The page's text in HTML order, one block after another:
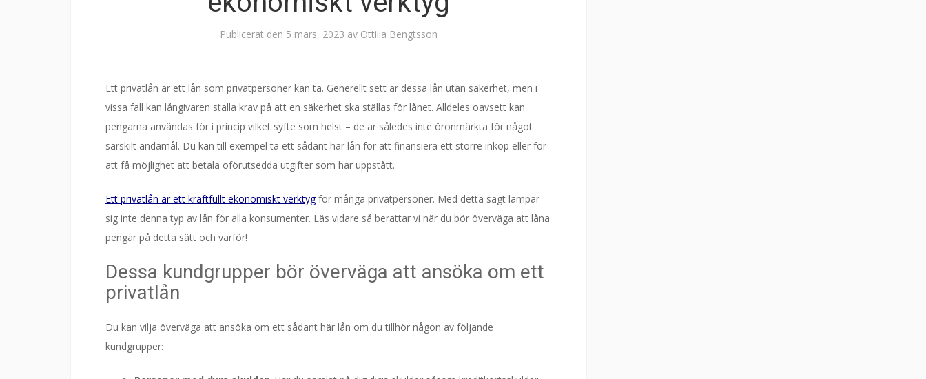
Publicerat den 5 mars, 2023 av Ottilia Bengtsson
Ett privatlån är ett lån som privatpersoner kan ta. Generellt sett är dessa lån utan säkerhet, men i
vissa fall kan långivaren ställa krav på att en säkerhet ska ställas för lånet. Alldeles oavsett kan
pengarna användas för i princip vilket syfte som helst – de är således inte öronmärkta för något
särskilt ändamål. Du kan till exempel ta ett sådant här lån för att finansiera ett större inköp eller för
att få möjlighet att betala oförutsedda utgifter som har uppstått.
Ett privatlån är ett kraftfullt ekonomiskt verktygför många privatpersoner. Med detta sagt lämpar
sig inte denna typ av lån för alla konsumenter. Läs vidare så berättar vi när du bör överväga att låna
pengar på detta sätt och varför!
Dessa kundgrupper bör överväga att ansöka om ett
privatlån
Du kan vilja överväga att ansöka om ett sådant här lån om du tillhör någon av följande
kundgrupper: